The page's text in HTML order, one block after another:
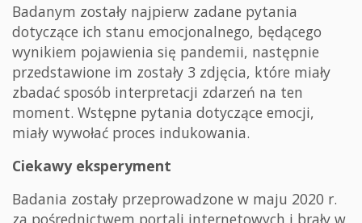
Badanym zostały najpierw zadane pytania
dotyczące ich stanu emocjonalnego, będącego
wynikiem pojawienia się pandemii, następnie
przedstawione im zostały 3 zdjęcia, które miały
zbadać sposób interpretacji zdarzeń na ten
moment. Wstępne pytania dotyczące emocji,
miały wywołać proces indukowania.
Ciekawy eksperyment
Badania zostały przeprowadzone w maju 2020 r.
za pośrednictwem portali internetowych i brały w